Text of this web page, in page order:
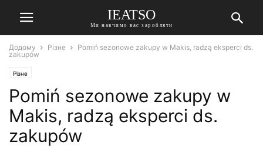
IEATSO
Ми навчимо вас заробляти
Додому Різне
Pomiń sezonowe zakupy w Makis, radzą eksperci ds.
zakupów
Різне
Pomiń sezonowe zakupy w
Makis, radzą eksperci ds.
zakupów